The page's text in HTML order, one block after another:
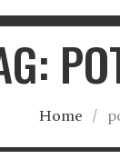
Home /